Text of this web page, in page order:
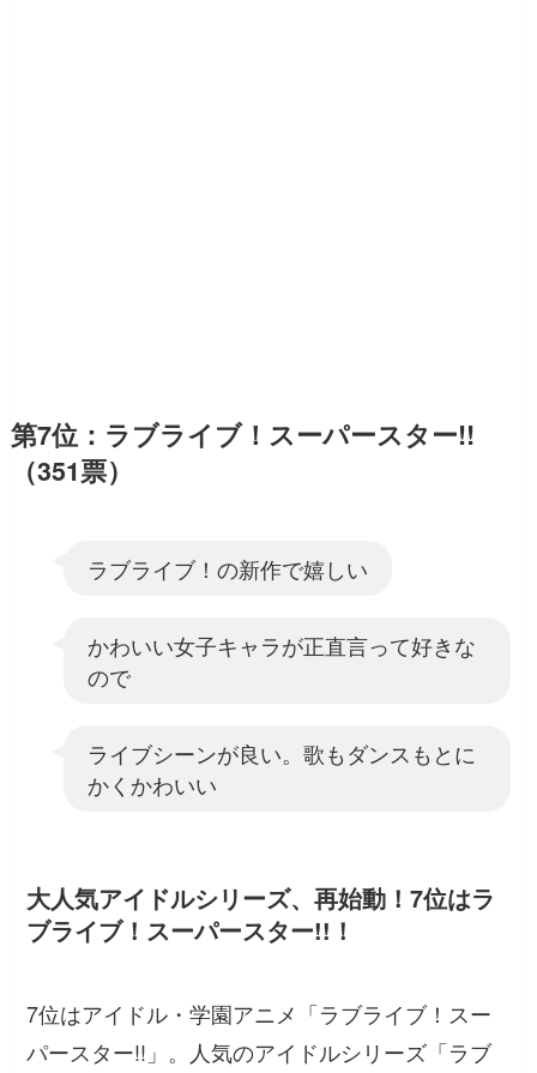
第7位：ラブライブ！スーパースター!!
（351票）
ラブライブ！の新作で嬉しい
かわいい女子キャラが正直言って好きな
ので
ライブシーンが良い。歌もダンスもとに
かくかわいい
大人気アイドルシリーズ、再始動！7位はラ
ブライブ！スーパースター!!！
7位はアイドル・学園アニメ「ラブライブ！スー
パースター!!」。人気のアイドルシリーズ「ラブ